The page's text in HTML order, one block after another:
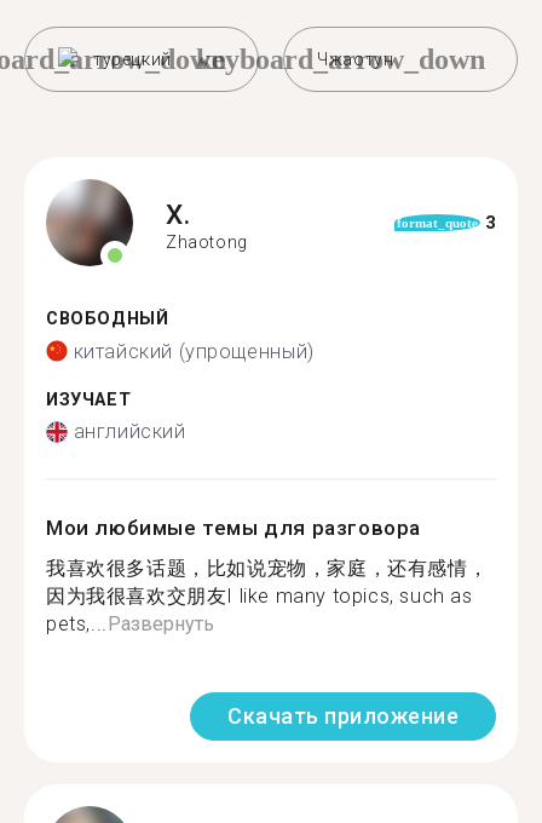
турецкий Чжаотун
keyboard_arrow_down
X.
Zhaotong
format_quote 3
СВОБОДНЫЙ
китайский (упрощенный)
ИЗУЧАЕТ
английский
Мои любимые темы для разговора
我喜欢很多话题，比如说宠物，家庭，还有感情，
因为我很喜欢交朋友I like many topics, such as
pets,...Развернуть
Скачать приложение